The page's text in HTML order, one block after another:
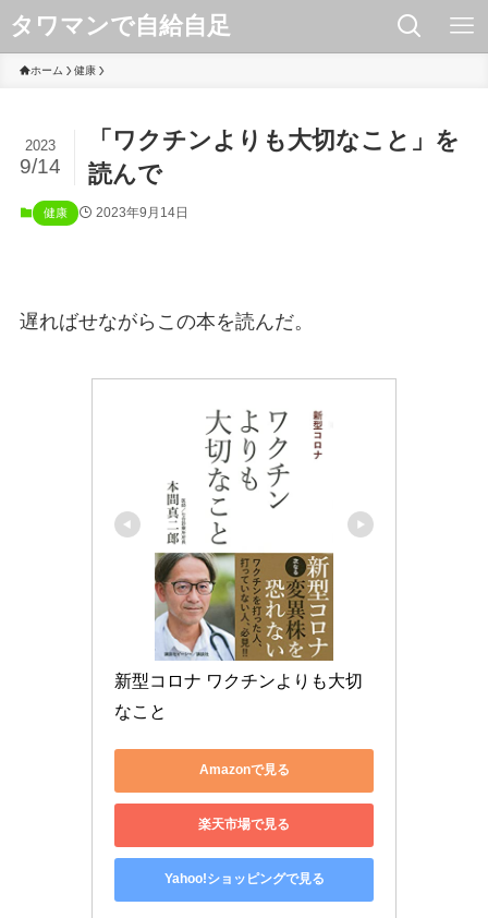
タワマンで自給自足
ホーム 健康
「ワクチンよりも大切なこと」を
読んで
2023
9/14
健康 2023年9月14日
遅ればせながらこの本を読んだ。
新型コロナ ワクチンよりも大切
なこと
Amazonで見る
楽天市場で見る
Yahoo!ショッピングで見る